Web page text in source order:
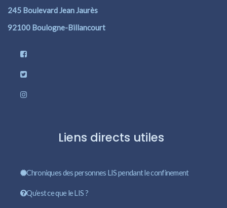
245 Boulevard Jean Jaurès
92100 Boulogne-Billancourt
Liens directs utiles
Chroniques des personnes LIS pendant le confinement
Qu’est ce que le LIS ?